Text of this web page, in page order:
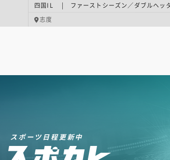
志度
スポーツ日程更新中